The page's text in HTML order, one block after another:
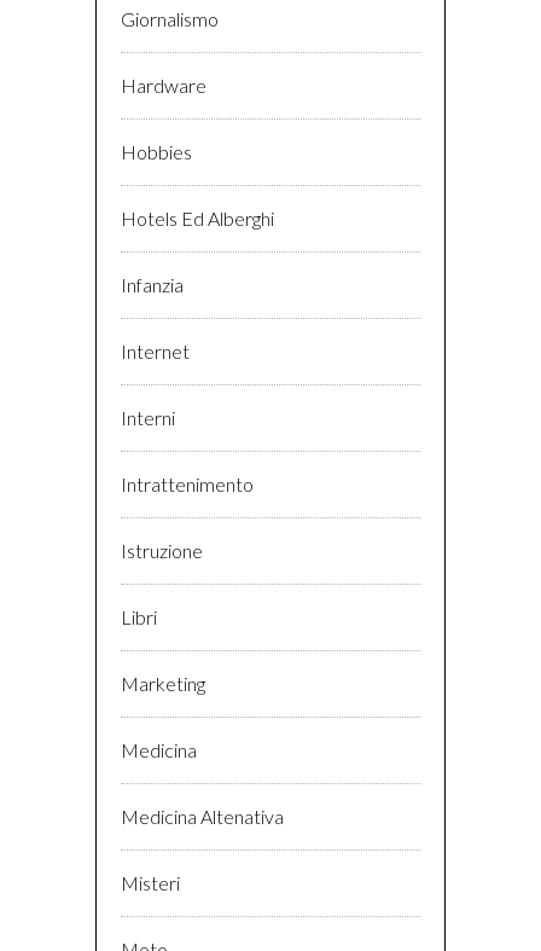
Giornalismo
Hardware
Hobbies
Hotels Ed Alberghi
Infanzia
Internet
Interni
Intrattenimento
Istruzione
Libri
Marketing
Medicina
Medicina Altenativa
Misteri